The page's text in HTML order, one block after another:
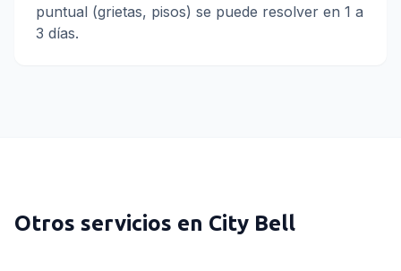
puntual (grietas, pisos) se puede resolver en 1 a
3 días.
Otros servicios en City Bell